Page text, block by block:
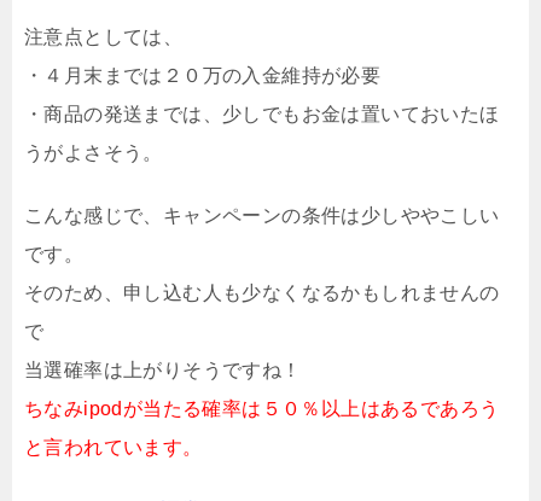
注意点としては、
・４月末までは２０万の入金維持が必要
・商品の発送までは、少しでもお金は置いておいたほ
うがよさそう。
こんな感じで、キャンペーンの条件は少しややこしい
です。
そのため、申し込む人も少なくなるかもしれませんの
で
当選確率は上がりそうですね！
ちなみipodが当たる確率は５０％以上はあるであろう
と言われています。